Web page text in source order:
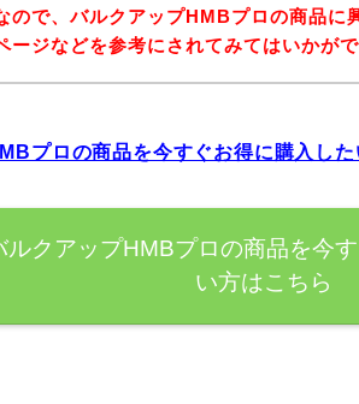
ので、バルクアップHMBプロの商品に
ージなどを参考にされてみてはいかが
プロの商品を今すぐお得に購入した
ルクアップHMBプロの商品を今
い方はこちら